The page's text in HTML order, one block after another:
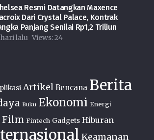
Resmi Datangkan Maxence
Dari Crystal Palace, Kontrak
Panjang Senilai Rp1,2 Triliun
hari lalu Views:24
Artikel Bencana Berita
Buku Ekonomi Energi
Film Fintech Gadgets Hiburan
Keamanan